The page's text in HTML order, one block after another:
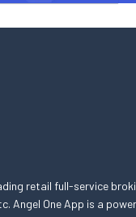
retail full-service
One App is a